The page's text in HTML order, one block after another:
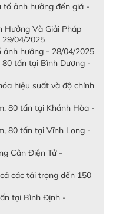
tố ảnh hưởng đến giá -
Hưởng Và Giải Pháp
04/2025
ảnh hưởng - 28/04/2025
tấn tại Bình Dương -
hiệu suất và độ chính
80 tấn tại Khánh Hòa -
80 tấn tại Vĩnh Long -
Cân Điện Tử -
các tải trọng đến 150
tại Bình Định -